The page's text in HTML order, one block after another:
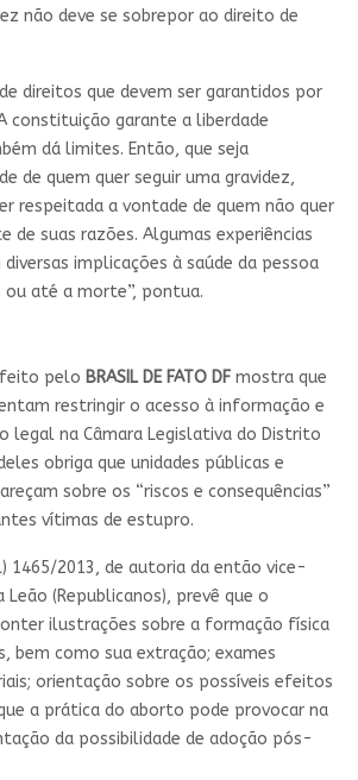
não deve se sobrepor ao direito de
direitos que devem ser garantidos por
constituição garante a liberdade
dá limites. Então, que seja
de quem quer seguir uma gravidez,
respeitada a vontade de quem não quer
de suas razões. Algumas experiências
implicações à saúde da pessoa
até a morte”, pontua.
pelo BRASIL DE FATO DFmostra que
restringir o acesso à informação e
legal na Câmara Legislativa do Distrito
deles obriga que unidades públicas e
sobre os “riscos e consequências”
vítimas de estupro.
1465/2013, de autoria da então vice-
Leão (Republicanos), prevê que o
ilustrações sobre a formação física
bem como sua extração; exames
orientação sobre os possíveis efeitos
a prática do aborto pode provocar na
da possibilidade de adoção pós-